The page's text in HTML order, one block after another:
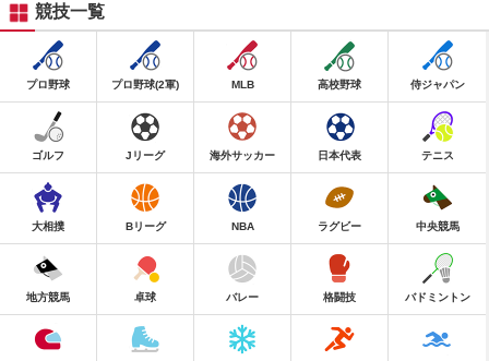
競技一覧
プロ野球 プロ野球(2軍) MLB 高校野球 侍ジャパン
ゴルフ Jリーグ 海外サッカー 日本代表 テニス
大相撲 Bリーグ NBA ラグビー 中央競馬
地方競馬 卓球 バレー 格闘技 バドミントン